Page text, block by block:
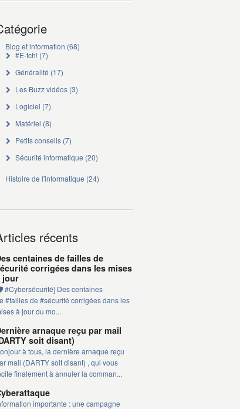
Blog et information (68)
#E-tch!(7)
Généralité (17)
Les Buzz vidéos(3)
Logiciel (7)
Matériel (8)
Petits conseils(7)
Sécurité informatique (20)
Histoire de l'informatique (24)
récents
centaines de failles de
corrigées dans les mises
jour
#Cybersécurité] Des centaines
#failles de #sécurité corrigées dans les
à jour du mo...
arnaque reçu par mail
soit disant)
à tous, la dernière arnaque reçu
mail (DARTY soit disant) , qui vous
finalement à annuler la comman...
importante : une campagne